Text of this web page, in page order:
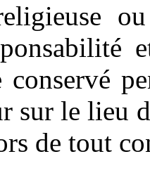
sur le lieu
de tout